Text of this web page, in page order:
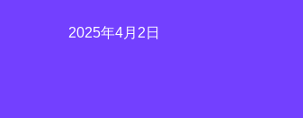
2025年4月2日